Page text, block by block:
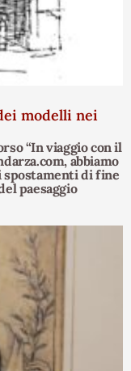
modelli nei
“In viaggio con il
abbiamo
di fine
paesaggio